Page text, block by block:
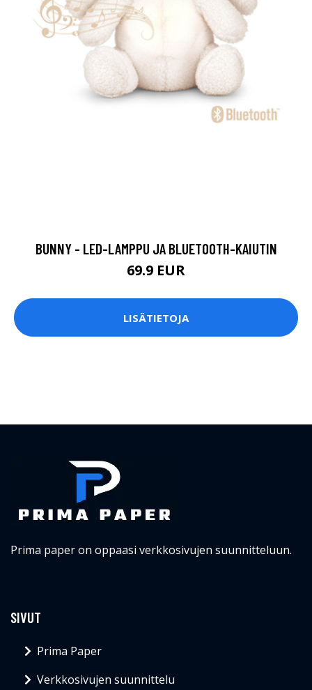
BUNNY - LED-LAMPPU JA BLUETOOTH-KAIUTIN
69.9 EUR
LISÄTIETOJA
Prima paper on oppaasi verkkosivujen suunnitteluun.
SIVUT
Prima Paper
Verkkosivujen suunnittelu